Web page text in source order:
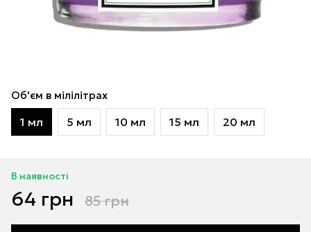
Об'єм в мілілітрах
1 мл 5 мл 10 мл 15 мл 20 мл
В наявності
64 грн 85 грн